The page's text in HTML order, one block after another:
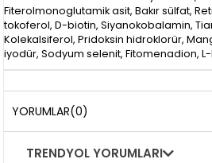
Fiterolmonoglutamik asit, Bakır sülfat,
tokoferol, D-biotin, Siyanokobalamin,
Kolekalsiferol, Pridoksin hidroklorür,
iyodür, Sodyum selenit, Fitomenadion,
YORUMLAR(0)
TRENDYOL YORUMLARI